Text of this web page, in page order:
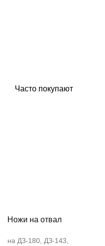
Часто покупают
Ножи на отвал
на ДЗ-180, ДЗ-143,